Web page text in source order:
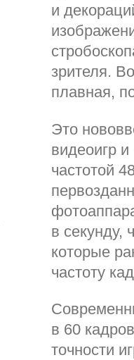
и
зрителя.
плавная,
Это
видеоигр
частотой
в секунду,
которые
частоту
в 60
точности